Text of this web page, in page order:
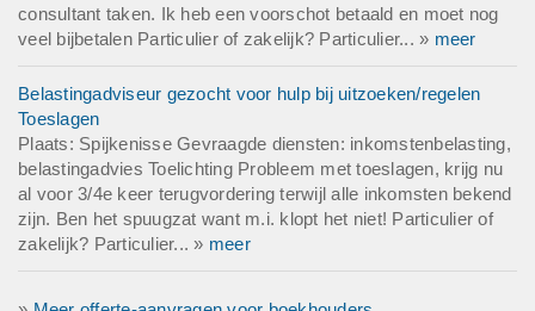
consultant taken. Ik heb een voorschot betaald en moet nog
veel bijbetalen Particulier of zakelijk? Particulier... » meer
Belastingadviseur gezocht voor hulp bij uitzoeken/regelen
Toeslagen
Plaats: Spijkenisse Gevraagde diensten: inkomstenbelasting,
belastingadvies Toelichting Probleem met toeslagen, krijg nu
al voor 3/4e keer terugvordering terwijl alle inkomsten bekend
zijn. Ben het spuugzat want m.i. klopt het niet! Particulier of
zakelijk? Particulier... » meer